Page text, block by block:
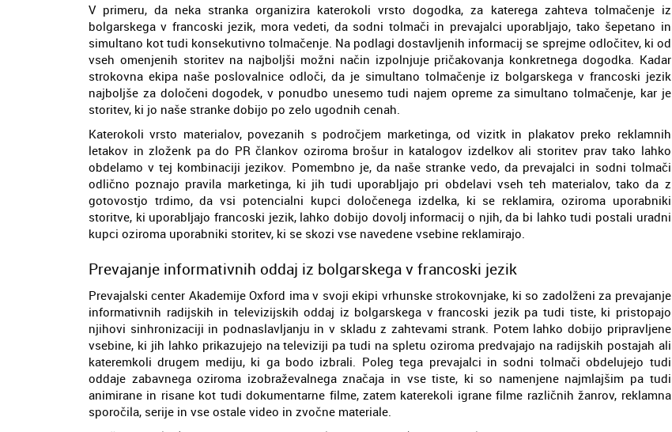
V primeru, da neka stranka organizira katerokoli vrsto dogodka, za katerega zahteva tolmačenje iz
bolgarskega v francoski jezik, mora vedeti, da sodni tolmači in prevajalci uporabljajo, tako šepetano in
simultano kot tudi konsekutivno tolmačenje. Na podlagi dostavljenih informacij se sprejme odločitev, ki od
vseh omenjenih storitev na najboljši možni način izpolnjuje pričakovanja konkretnega dogodka. Kadar
strokovna ekipa naše poslovalnice odloči, da je simultano tolmačenje iz bolgarskega v francoski jezik
najboljše za določeni dogodek, v ponudbo unesemo tudi najem opreme za simultano tolmačenje, kar je
storitev, ki jo naše stranke dobijo po zelo ugodnih cenah.
Katerokoli vrsto materialov, povezanih s področjem marketinga, od vizitk in plakatov preko reklamnih
letakov in zloženk pa do PR člankov oziroma brošur in katalogov izdelkov ali storitev prav tako lahko
obdelamo v tej kombinaciji jezikov. Pomembno je, da naše stranke vedo, da prevajalci in sodni tolmači
odlično poznajo pravila marketinga, ki jih tudi uporabljajo pri obdelavi vseh teh materialov, tako da z
gotovostjo trdimo, da vsi potencialni kupci določenega izdelka, ki se reklamira, oziroma uporabniki
storitve, ki uporabljajo francoski jezik, lahko dobijo dovolj informacij o njih, da bi lahko tudi postali uradni
kupci oziroma uporabniki storitev, ki se skozi vse navedene vsebine reklamirajo.
Prevajanje informativnih oddaj iz bolgarskega v francoski jezik
Prevajalski center Akademije Oxford ima v svoji ekipi vrhunske strokovnjake, ki so zadolženi za prevajanje
informativnih radijskih in televizijskih oddaj iz bolgarskega v francoski jezik pa tudi tiste, ki pristopajo
njihovi sinhronizaciji in podnaslavljanju in v skladu z zahtevami strank. Potem lahko dobijo pripravljene
vsebine, ki jih lahko prikazujejo na televiziji pa tudi na spletu oziroma predvajajo na radijskih postajah ali
kateremkoli drugem mediju, ki ga bodo izbrali. Poleg tega prevajalci in sodni tolmači obdelujejo tudi
oddaje zabavnega oziroma izobraževalnega značaja in vse tiste, ki so namenjene najmlajšim pa tudi
animirane in risane kot tudi dokumentarne filme, zatem katerekoli igrane filme različnih žanrov, reklamna
sporočila, serije in vse ostale video in zvočne materiale.